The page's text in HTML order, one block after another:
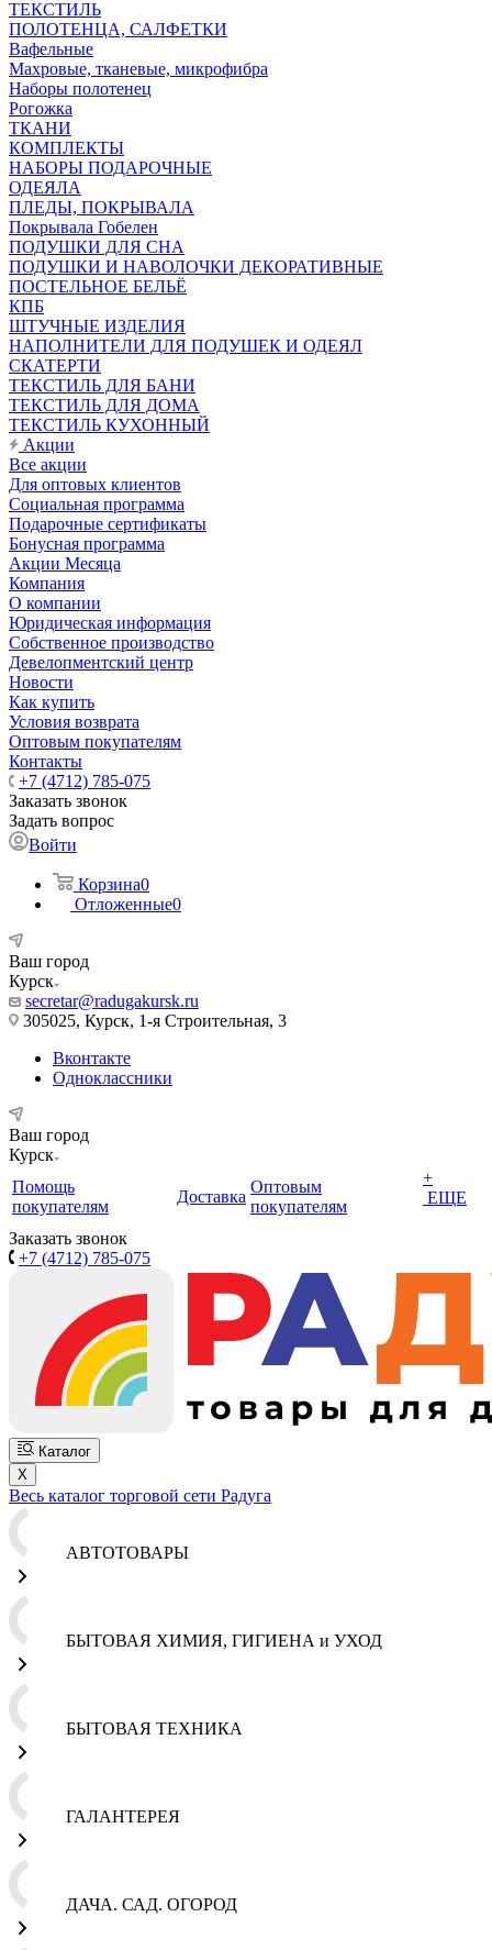
ТЕКСТИЛЬ
ПОЛОТЕНЦА, САЛФЕТКИ
Вафельные
Махровые, тканевые, микрофибра
Наборы полотенец
Рогожка
ТКАНИ
КОМПЛЕКТЫ
НАБОРЫ ПОДАРОЧНЫЕ
ОДЕЯЛА
ПЛЕДЫ, ПОКРЫВАЛА
Покрывала Гобелен
ПОДУШКИ ДЛЯ СНА
ПОДУШКИ И НАВОЛОЧКИ ДЕКОРАТИВНЫЕ
ПОСТЕЛЬНОЕ БЕЛЬЁ
КПБ
ШТУЧНЫЕ ИЗДЕЛИЯ
НАПОЛНИТЕЛИ ДЛЯ ПОДУШЕК И ОДЕЯЛ
СКАТЕРТИ
ТЕКСТИЛЬ ДЛЯ БАНИ
ТЕКСТИЛЬ ДЛЯ ДОМА
ТЕКСТИЛЬ КУХОННЫЙ
Акции
Все акции
Для оптовых клиентов
Социальная программа
Подарочные сертификаты
Бонусная программа
Акции Месяца
Компания
О компании
Юридическая информация
Собственное производство
Девелопментский центр
Новости
Как купить
Условия возврата
Оптовым покупателям
Контакты
+7 (4712) 785-075
Заказать звонок
Задать вопрос
Войти
Корзина0
Отложенные0
Ваш город
Курск
secretar@radugakursk.ru
305025, Курск, 1-я Строительная, 3
Вконтакте
Одноклассники
Ваш город
Курск
Помощь
покупателям
Доставка
Оптовым
покупателям
+
ЕЩЕ
Заказать звонок
+7 (4712) 785-075
Каталог
X
Весь каталог торговой сети Радуга
АВТОТОВАРЫ
БЫТОВАЯ ХИМИЯ, ГИГИЕНА и УХОД
БЫТОВАЯ ТЕХНИКА
ГАЛАНТЕРЕЯ
ДАЧА. САД. ОГОРОД